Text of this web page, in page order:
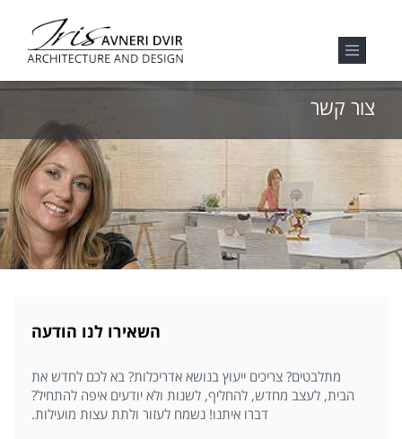
צור קשר
השאירו לנו הודעה
מתלבטים? צריכים ייעוץ בנושא אדריכלות? בא לכם לחדש את
הבית, לעצב מחדש, להחליף, לשנות ולא יודעים איפה להתחיל?
דברו איתנו! נשמח לעזור ולתת עצות מועילות.